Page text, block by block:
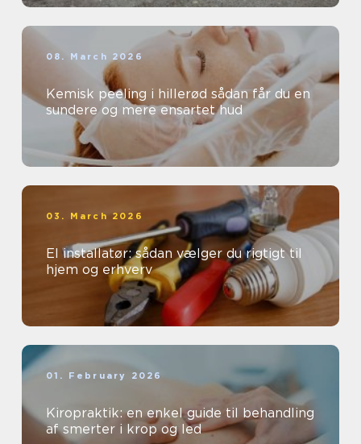
08. March 2026
Kemisk peeling i hillerød sådan får du en
sundere og mere ensartet hud
03. March 2026
El installatør: sådan vælger du rigtigt til
hjem og erhverv
01. February 2026
Kiropraktik: en enkel guide til behandling
af smerter i krop og led